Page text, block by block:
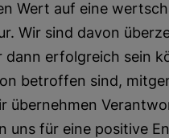
Wert auf eine
Wir sind davon
dann erfolgreich sein
betroffen sind,
übernehmen
uns für eine positive